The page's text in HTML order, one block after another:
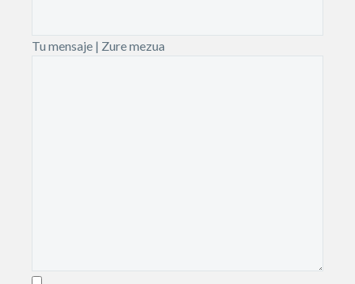
Tu mensaje | Zure mezua